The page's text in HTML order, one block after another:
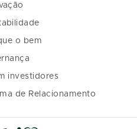
o bem
investidores
de Relacionamento